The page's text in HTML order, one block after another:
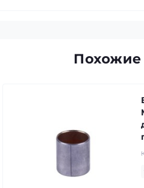
Похожие